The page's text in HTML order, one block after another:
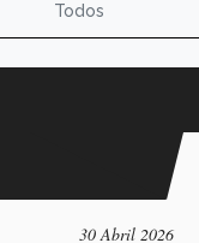
Todos
30 Abril 2026